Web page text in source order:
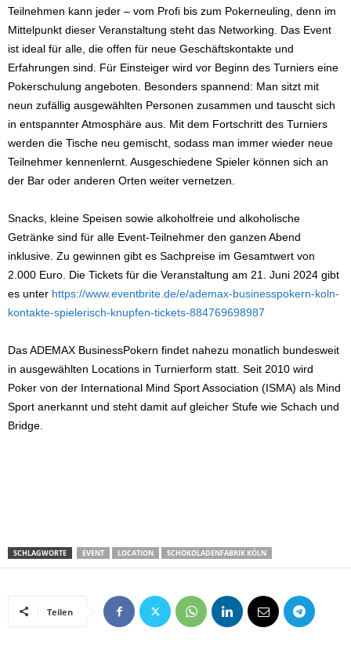
Teilnehmen kann jeder – vom Profi bis zum Pokerneuling, denn im
Mittelpunkt dieser Veranstaltung steht das Networking. Das Event
ist ideal für alle, die offen für neue Geschäftskontakte und
Erfahrungen sind. Für Einsteiger wird vor Beginn des Turniers eine
Pokerschulung angeboten. Besonders spannend: Man sitzt mit
neun zufällig ausgewählten Personen zusammen und tauscht sich
in entspannter Atmosphäre aus. Mit dem Fortschritt des Turniers
werden die Tische neu gemischt, sodass man immer wieder neue
Teilnehmer kennenlernt. Ausgeschiedene Spieler können sich an
der Bar oder anderen Orten weiter vernetzen.
Snacks, kleine Speisen sowie alkoholfreie und alkoholische
Getränke sind für alle Event-Teilnehmer den ganzen Abend
inklusive. Zu gewinnen gibt es Sachpreise im Gesamtwert von
2.000 Euro. Die Tickets für die Veranstaltung am 21. Juni 2024 gibt
es unter https://www.eventbrite.de/e/ademax-businesspokern-koln-
kontakte-spielerisch-knupfen-tickets-884769698987
Das ADEMAX BusinessPokern findet nahezu monatlich bundesweit
in ausgewählten Locations in Turnierform statt. Seit 2010 wird
Poker von der International Mind Sport Association (ISMA) als Mind
Sport anerkannt und steht damit auf gleicher Stufe wie Schach und
Bridge.
SCHLAGWORTE EVENT LOCATION SCHOKOLADENFABRIK KÖLN
Teilen